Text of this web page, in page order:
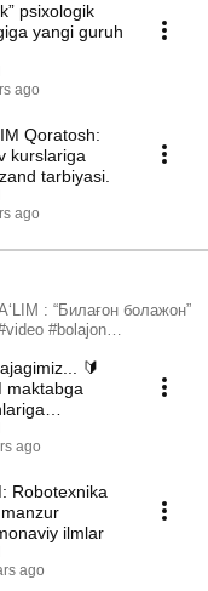
таълим масканининг
болажон”
☎️ 95 142 2992
2244 Самарқанд ☎️ 95
psixologik
yangi guruh
ago
Qoratosh:
kurslariga
tarbiyasi.
ago
ўзбек ва рус
ва инглиз тилидан
ва расм чизиш
ва жамоавий
🔰
maktabga
ago
Robotexnika
ilmlar
ago